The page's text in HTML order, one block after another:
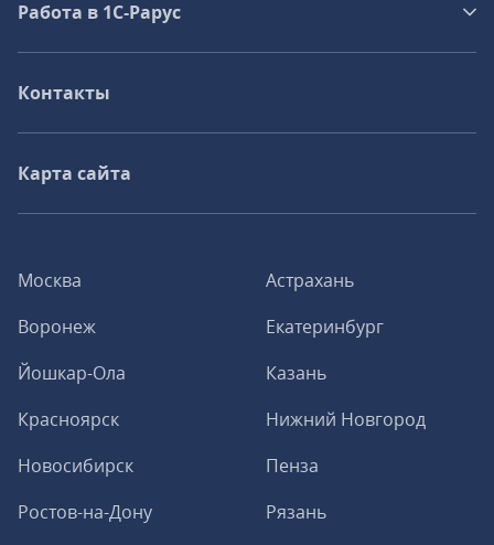
Москва
Астрахань
Воронеж
Екатеринбург
Йошкар-Ола
Казань
Красноярск
Нижний Новгород
Новосибирск
Пенза
Ростов-на-Дону
Рязань
Работа в 1С‑Рарус
Контакты
Карта сайта